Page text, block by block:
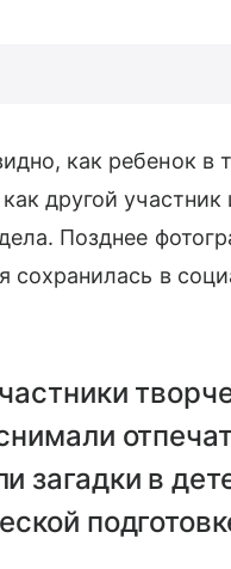
как ребенок
другой
Позднее
сохранилась в
загадки в